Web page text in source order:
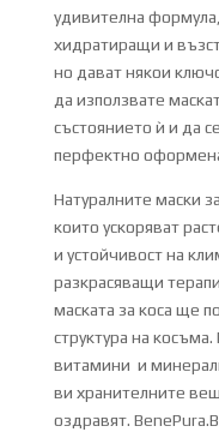
удивителна
хидратиращи и
но дават някои
да използвате
състоянието ѝ и да
перфектно
Натуралните маски
които ускоряват
и устойчивост на
разкрасяващи
маската за коса ще
структура на
витамини и
ви хранителните
оздравят.